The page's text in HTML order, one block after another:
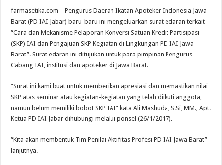
farmasetika.com – Pengurus Daerah Ikatan Apoteker Indonesia Jawa
Barat (PD IAI Jabar) baru-baru ini mengeluarkan surat edaran terkait
“Cara dan Mekanisme Pelaporan Konversi Satuan Kredit Partisipasi
(SKP) IAI dan Pengajuan SKP Kegiatan di Lingkungan PD IAI Jawa
Barat”. Surat edaran ini ditujukan untuk para pimpinan Pengurus
Cabang IAI, institusi dan apoteker di Jawa Barat.
“Surat ini kami buat untuk memberikan apresiasi dan memastikan nilai
SKP atas seminar atau kegiatan-kegiatan yang telah diikuti anggota,
namun belum memiliki bobot SKP IAI” kata Ali Mashuda, S.Si, MM., Apt.
Ketua PD IAI Jabar dihubungi melalui ponsel (26/1/2017).
“Kita akan membentuk Tim Penilai Aktifitas Profesi PD IAI Jawa Barat”
lanjutnya.